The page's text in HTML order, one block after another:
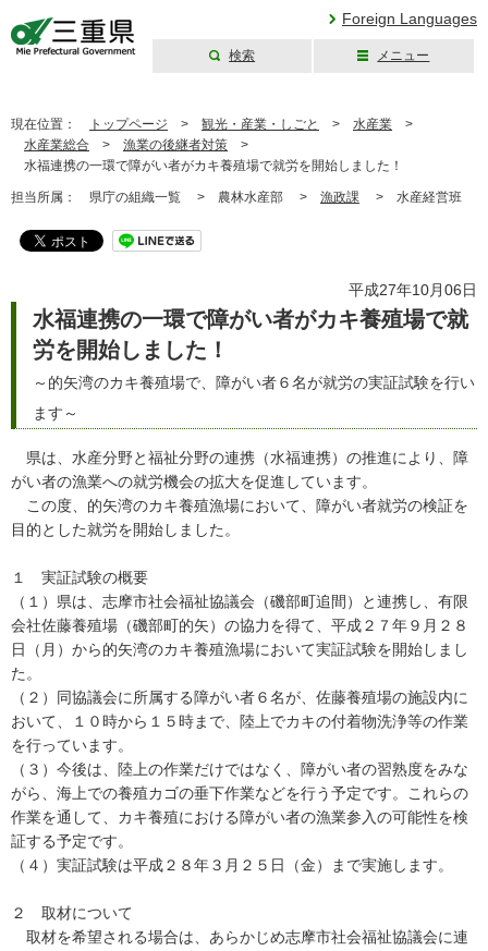
Foreign Languages
検索 メニュー
現在位置： トップページ > 観光・産業・しごと > 水産業 >
水産業総合 > 漁業の後継者対策 >
水福連携の一環で障がい者がカキ養殖場で就労を開始しました！
担当所属： 県庁の組織一覧 > 農林水産部 > 漁政課 > 水産経営班
平成27年10月06日
水福連携の一環で障がい者がカキ養殖場で就
労を開始しました！
～的矢湾のカキ養殖場で、障がい者６名が就労の実証試験を行い
ます～
県は、水産分野と福祉分野の連携（水福連携）の推進により、障
がい者の漁業への就労機会の拡大を促進しています。
この度、的矢湾のカキ養殖漁場において、障がい者就労の検証を
目的とした就労を開始しました。
１ 実証試験の概要
（１）県は、志摩市社会福祉協議会（磯部町追間）と連携し、有限
会社佐藤養殖場（磯部町的矢）の協力を得て、平成２７年９月２８
日（月）から的矢湾のカキ養殖漁場において実証試験を開始しまし
た。
（２）同協議会に所属する障がい者６名が、佐藤養殖場の施設内に
おいて、１０時から１５時まで、陸上でカキの付着物洗浄等の作業
を行っています。
（３）今後は、陸上の作業だけではなく、障がい者の習熟度をみな
がら、海上での養殖カゴの垂下作業などを行う予定です。これらの
作業を通して、カキ養殖における障がい者の漁業参入の可能性を検
証する予定です。
（４）実証試験は平成２８年３月２５日（金）まで実施します。
２ 取材について
取材を希望される場合は、あらかじめ志摩市社会福祉協議会に連